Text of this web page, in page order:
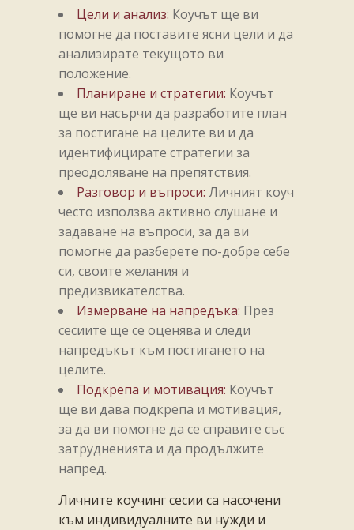
Цели и анализ: Коучът ще ви
помогне да поставите ясни цели и да
анализирате текущото ви
положение.
Планиране и стратегии: Коучът
ще ви насърчи да разработите план
за постигане на целите ви и да
идентифицирате стратегии за
преодоляване на препятствия.
Разговор и въпроси: Личният коуч
често използва активно слушане и
задаване на въпроси, за да ви
помогне да разберете по-добре себе
си, своите желания и
предизвикателства.
Измерване на напредъка: През
сесиите ще се оценява и следи
напредъкът към постигането на
целите.
Подкрепа и мотивация: Коучът
ще ви дава подкрепа и мотивация,
за да ви помогне да се справите със
затрудненията и да продължите
напред.
Личните коучинг сесии са насочени
към индивидуалните ви нужди и